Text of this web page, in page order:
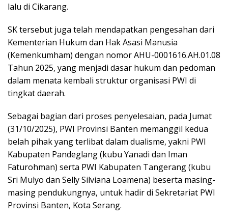
lalu di Cikarang.
SK tersebut juga telah mendapatkan pengesahan dari
Kementerian Hukum dan Hak Asasi Manusia
(Kemenkumham) dengan nomor AHU-0001616.AH.01.08
Tahun 2025, yang menjadi dasar hukum dan pedoman
dalam menata kembali struktur organisasi PWI di
tingkat daerah.
Sebagai bagian dari proses penyelesaian, pada Jumat
(31/10/2025), PWI Provinsi Banten memanggil kedua
belah pihak yang terlibat dalam dualisme, yakni PWI
Kabupaten Pandeglang (kubu Yanadi dan Iman
Faturohman) serta PWI Kabupaten Tangerang (kubu
Sri Mulyo dan Selly Silviana Loamena) beserta masing-
masing pendukungnya, untuk hadir di Sekretariat PWI
Provinsi Banten, Kota Serang.